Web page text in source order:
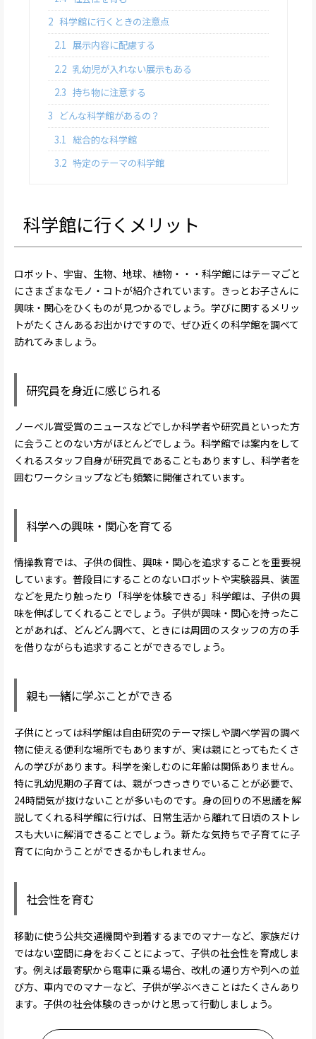
2 科学館に行くときの注意点
2.1 展示内容に配慮する
2.2 乳幼児が入れない展示もある
2.3 持ち物に注意する
3
どんな科学館があるの？
3.1
総合的な科学館
3.2 特定のテーマの科学館
科学館に行くメリット
ロボット、宇宙、生物、地球、植物・・・科学館にはテーマごと
にさまざまなモノ・コトが紹介されています。きっとお子さんに
興味・関心をひくものが見つかるでしょう。学びに関するメリッ
トがたくさんあるお出かけですので、ぜひ近くの科学館を調べて
訪れてみましょう。
研究員を身近に感じられる
ノーベル賞受賞のニュースなどでしか科学者や研究員といった方
に会うことのない方がほとんどでしょう。科学館では案内をして
くれるスタッフ自身が研究員であることもありますし、科学者を
囲むワークショップなども頻繁に開催されています。
科学への興味・関心を育てる
情操教育では、子供の個性、興味・関心を追求することを重要視
しています。普段目にすることのないロボットや実験器具、装置
などを見たり触ったり「科学を体験できる」科学館は、子供の興
味を伸ばしてくれることでしょう。子供が興味・関心を持ったこ
とがあれば、どんどん調べて、ときには周囲のスタッフの方の手
を借りながらも追求することができるでしょう。
親も一緒に学ぶことができる
子供にとっては科学館は自由研究のテーマ探しや調べ学習の調べ
物に使える便利な場所でもありますが、実は親にとってもたくさ
んの学びがあります。科学を楽しむのに年齢は関係ありません。
特に乳幼児期の子育ては、親がつきっきりでいることが必要で、
24時間気が抜けないことが多いものです。身の回りの不思議を解
説してくれる科学館に行けば、日常生活から離れて日頃のストレ
スも大いに解消できることでしょう。新たな気持ちで子育てに子
育てに向かうことができるかもしれません。
社会性を育む
移動に使う公共交通機関や到着するまでのマナーなど、家族だけ
ではない空間に身をおくことによって、子供の社会性を育成しま
す。例えば最寄駅から電車に乗る場合、改札の通り方や列への並
び方、車内でのマナーなど、子供が学ぶべきことはたくさんあり
ます。子供の社会体験のきっかけと思って行動しましょう。